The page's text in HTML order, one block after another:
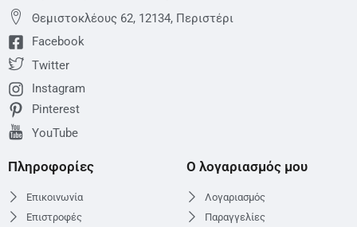
Θεμιστoκλέους 62, 12134, Περιστέρι
Facebook
Twitter
Instagram
Pinterest
YouTube
Πληροφορίες
Επικοινωνία
Επιστροφές
Ο λογαριασμός μου
Λογαριασμός
Παραγγελίες